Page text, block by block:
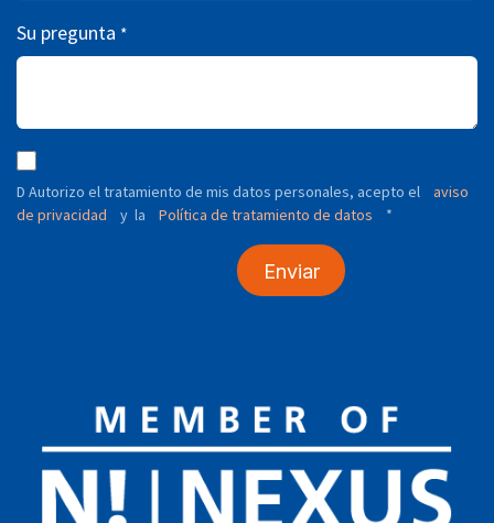
Su pregunta *
D Autorizo ​​el tratamiento de mis datos personales, acepto el
aviso
de privacidad
y la Política de tratamiento de datos *
Enviar